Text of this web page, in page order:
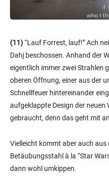
(11)“Lauf Forrest, lauf!” Ach
Dahj beschossen. Anhand der
eigentlich immer zwei Strahlen
oberen Öffnung, einer aus der
Schnellfeuer hintereinander
aufgeklappte Design der neuen
gebraucht, denn das geht mit
Vielleicht kommt aber auch aus
Betäubungsstahl à la “Star
dann wohl umkippen.